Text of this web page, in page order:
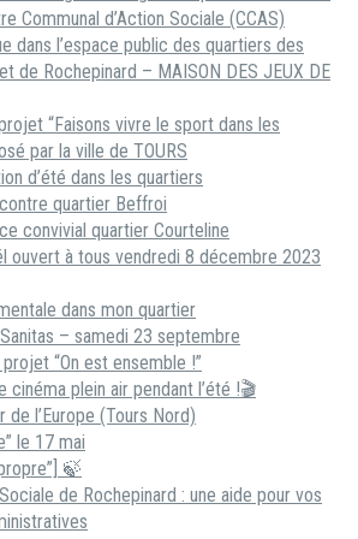
Communal d’Action Sociale (CCAS)
dans l’espace public des quartiers des
de Rochepinard – MAISON DES JEUX DE
“Faisons vivre le sport dans les
par la ville de TOURS
d’été dans les quartiers
quartier Beffroi
convivial quartier Courteline
ouvert à tous vendredi 8 décembre 2023
dans mon quartier
– samedi 23 septembre
projet “On est ensemble !”
cinéma plein air pendant l’été !🎬
de l’Europe (Tours Nord)
le 17 mai
🍃
de Rochepinard : une aide pour vos